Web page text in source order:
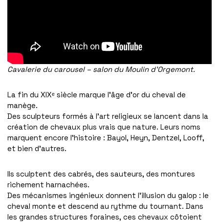
Cavalerie du carousel – salon du Moulin d’Orgemont.
La fin du XIXᵉ siècle marque l’âge d’or du cheval de
manège.
Des sculpteurs formés à l’art religieux se lancent dans la
création de chevaux plus vrais que nature. Leurs noms
marquent encore l’histoire : Bayol, Heyn, Dentzel, Looff,
et bien d’autres.
Ils sculptent des cabrés, des sauteurs, des montures
richement harnachées.
Des mécanismes ingénieux donnent l’illusion du galop : le
cheval monte et descend au rythme du tournant. Dans
les grandes structures foraines, ces chevaux côtoient